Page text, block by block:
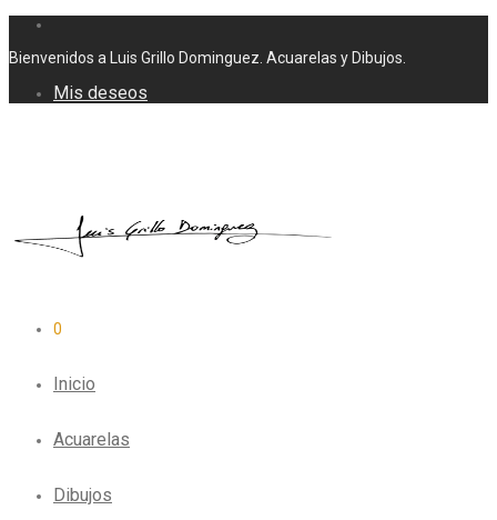
Bienvenidos a Luis Grillo Dominguez. Acuarelas y Dibujos.
Mis deseos
0
Inicio
Acuarelas
Dibujos